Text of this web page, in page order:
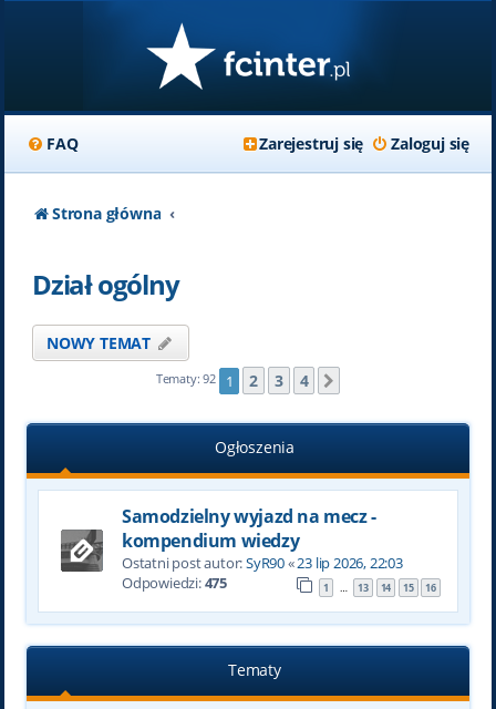
FAQ Zaloguj się
Zarejestruj się
Strona główna
Dział ogólny
NOWY TEMAT
Tematy: 92 1 2 3 4
Ogłoszenia
Samodzielny wyjazd na mecz -
kompendium wiedzy
Ostatni post autor:SyR90«23 lip 2026, 22:03
Odpowiedzi:475 1 … 13 14 15 16
Tematy